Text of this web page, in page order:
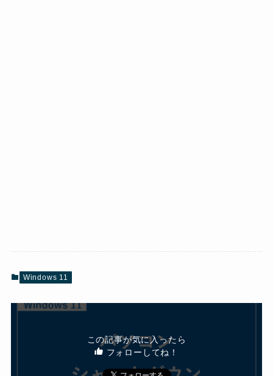
Windows 11
この記事が気に入ったら
フォローしてね！